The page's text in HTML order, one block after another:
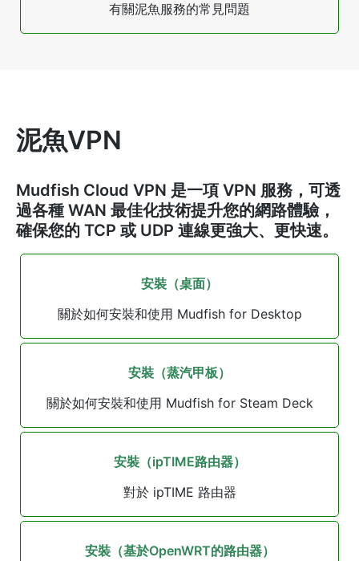
有關泥魚服務的常見問題
泥魚VPN
Mudfish Cloud VPN 是一項 VPN 服務，可透
過各種 WAN 最佳化技術提升您的網路體驗，
確保您的 TCP 或 UDP 連線更強大、更快速。
安裝（桌面）
關於如何安裝和使用 Mudfish for Desktop
安裝（蒸汽甲板）
關於如何安裝和使用 Mudfish for Steam Deck
安裝（ipTIME路由器）
對於 ipTIME 路由器
安裝（基於OpenWRT的路由器）